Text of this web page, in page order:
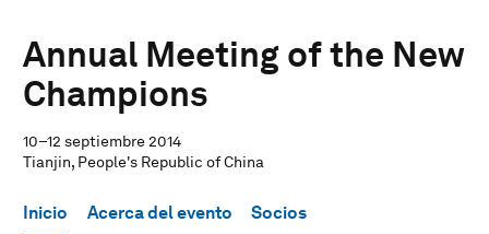
Annual Meeting of the New
Champions
10–12 septiembre 2014
Tianjin, People's Republic of China
Inicio Acerca del evento Socios